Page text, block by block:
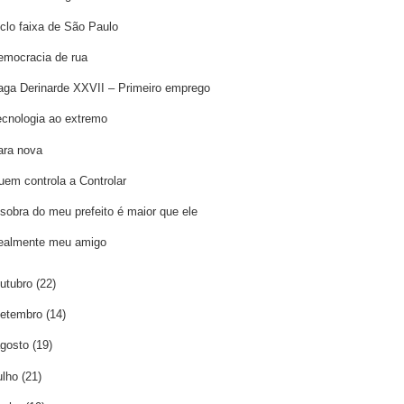
faixa de São Paulo
de rua
Derinarde XXVII – Primeiro emprego
ao extremo
nova
controla a Controlar
do meu prefeito é maior que ele
meu amigo
(22)
(14)
(19)
(21)